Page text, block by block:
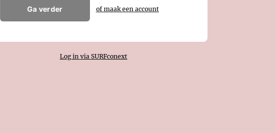
Ga verder of maak een account
Log in via SURFconext